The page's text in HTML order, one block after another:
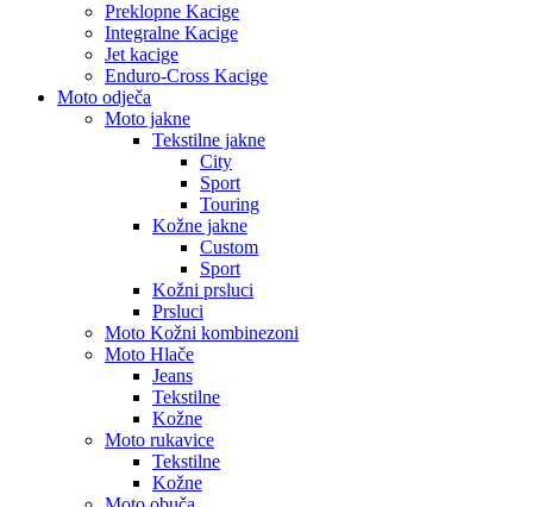
Preklopne Kacige
Integralne Kacige
Jet kacige
Enduro-Cross Kacige
Moto odječa
Moto jakne
Tekstilne jakne
City
Sport
Touring
Kožne jakne
Custom
Sport
Kožni prsluci
Prsluci
Moto Kožni kombinezoni
Moto Hlače
Jeans
Tekstilne
Kožne
Moto rukavice
Tekstilne
Kožne